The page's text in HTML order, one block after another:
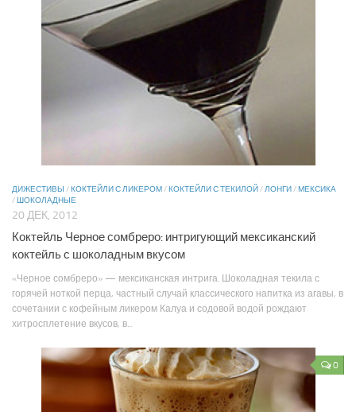
ДИЖЕСТИВЫ /КОКТЕЙЛИ С ЛИКЕРОМ/КОКТЕЙЛИ С ТЕКИЛОЙ/ЛОНГИ/МЕКСИКА
/ШОКОЛАДНЫЕ
20 ДЕК, 2012
Коктейль Черное сомбреро: интригующий мексиканский
коктейль с шоколадным вкусом
«Черное сомбреро» — мексиканская интрига. Шоколадная текила с
горячей ноткой перца, частный случай классического напитка из агавы, в
сочетании с кофейным ликером Калуа и содовой водой рождают
хитросплетение вкусов, в...
0